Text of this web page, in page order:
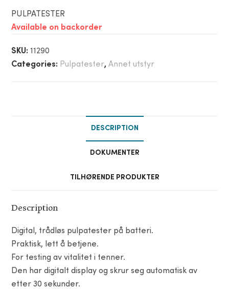
PULPATESTER
Available on backorder
SKU:11290
Categories: Pulpatester,Annet utstyr
DESCRIPTION
DOKUMENTER
TILHØRENDE PRODUKTER
Description
Digital, trådløs pulpatester på batteri.
Praktisk, lett å betjene.
For testing av vitalitet i tenner.
Den har digitalt display og skrur seg automatisk av
etter 30 sekunder.